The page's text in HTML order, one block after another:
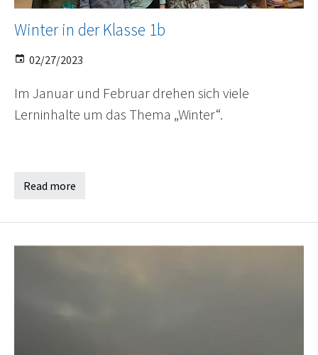
Winter in der Klasse 1b
02/27/2023
Im Januar und Februar drehen sich viele
Lerninhalte um das Thema „Winter“.
Read more